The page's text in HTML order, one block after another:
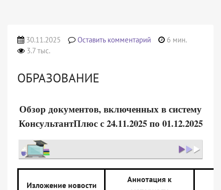
30.11.2025 Оставить комментарий
6 мин.
3.7 тыс.
ОБРАЗОВАНИЕ
Обзор документов, включенных в систему
КонсультантПлюс с 24.11.2025 по 01.12.2025
Изложение новости
Аннотация к